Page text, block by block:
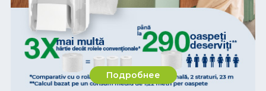
Подробнее